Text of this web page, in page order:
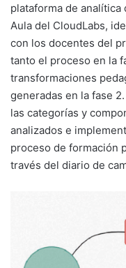
plataforma de
Aula del CloudLabs,
con los docentes del
tanto el proceso en la
transformaciones
generadas en la fase
las categorías y
analizados e
proceso de formación
través del diario de